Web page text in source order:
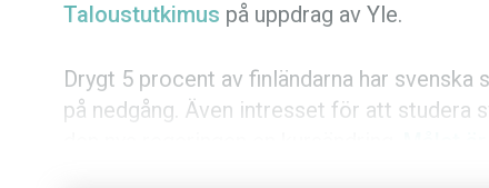
Taloustutkimus på uppdrag av Yle.
Drygt 5 procent av finländarna har
på nedgång. Även intresset för att studera